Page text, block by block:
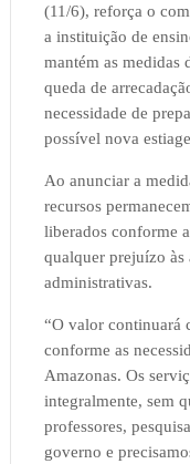
(11/6), reforça o
a instituição de
mantém as medidas
queda de
necessidade de
possível nova
Ao anunciar a
recursos
liberados conforme
qualquer prejuízo às
administrativas.
“O valor continuará
conforme as
Amazonas. Os
integralmente, sem
professores,
governo e